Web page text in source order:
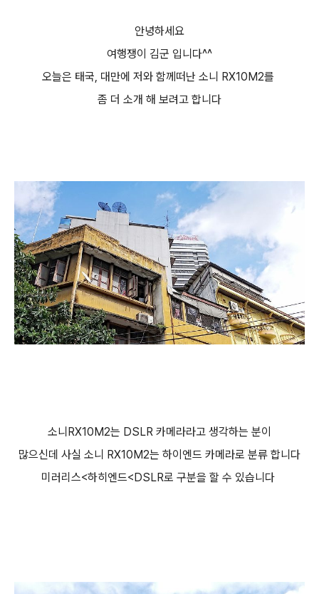
안녕하세요
여행쟁이 김군 입니다^^
오늘은 태국, 대만에 저와 함께떠난 소니 RX10M2를
좀 더 소개 해 보려고 합니다
소니RX10M2는 DSLR 카메라라고 생각하는 분이
많으신데 사실 소니 RX10M2는 하이엔드 카메라로 분류 합니다
미러리스<하히엔드<DSLR로 구분을 할 수 있습니다